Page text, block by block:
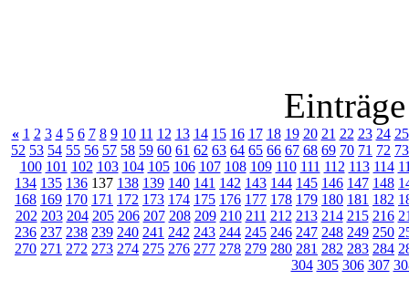
« 1 2 3 4 5 6 7 8 9 10 11 12 13 14 15 16 17 18 19 20 21 22 23 24 25
52 53 54 55 56 57 58 59 60 61 62 63 64 65 66 67 68 69 70 71 72 73
100 101 102 103 104 105 106 107 108 109 110 111 112 113 114
134 135 136 137 138 139 140 141 142 143 144 145 146 147 148
168 169 170 171 172 173 174 175 176 177 178 179 180 181 182
202 203 204 205 206 207 208 209 210 211 212 213 214 215 216
236 237 238 239 240 241 242 243 244 245 246 247 248 249 250
270 271 272 273 274 275 276 277 278 279 280 281 282 283 284
304 305 306 307